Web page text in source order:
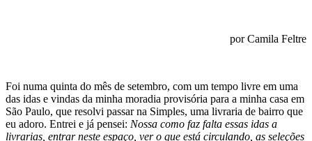
por Camila Feltre
Foi numa quinta do mês de setembro, com um tempo livre em uma
das idas e vindas da minha moradia provisória para a minha casa em
São Paulo, que resolvi passar na Simples, uma livraria de bairro que
eu adoro. Entrei e já pensei: Nossa como faz falta essas idas a
livrarias, entrar neste espaço, ver o que está circulando, as seleções